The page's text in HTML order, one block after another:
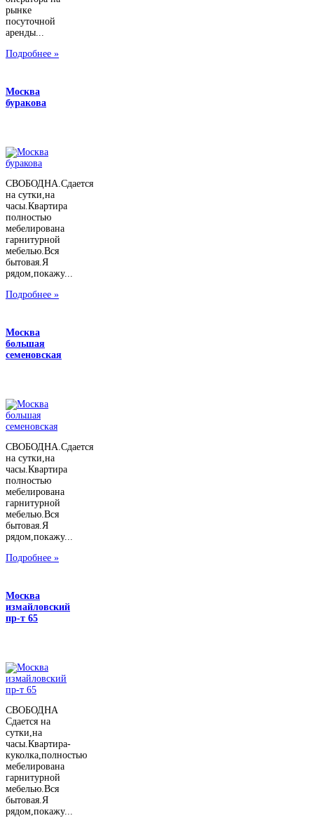
рынке
посуточной
аренды...
Подробнее »
Москва
буракова
СВОБОДНА.Сдается
на сутки,на
часы.Квартира
полностью
мебелирована
гарнитурной
мебелью.Вся
бытовая.Я
рядом,покажу...
Подробнее »
Москва
большая
семеновская
СВОБОДНА.Сдается
на сутки,на
часы.Квартира
полностью
мебелирована
гарнитурной
мебелью.Вся
бытовая.Я
рядом,покажу...
Подробнее »
Москва
измайловский
пр-т 65
СВОБОДНА
Сдается на
сутки,на
часы.Квартира-
куколка,полностью
мебелирована
гарнитурной
мебелью.Вся
бытовая.Я
рядом,покажу...